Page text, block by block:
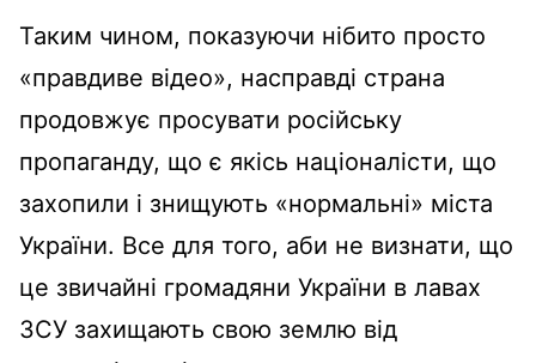
Таким чином, показуючи нібито просто
«правдиве відео», насправді страна
продовжує просувати російську
пропаганду, що є якісь націоналісти, що
захопили і знищують «нормальні» міста
України. Все для того, аби не визнати, що
це звичайні громадяни України в лавах
ЗСУ захищають свою землю від